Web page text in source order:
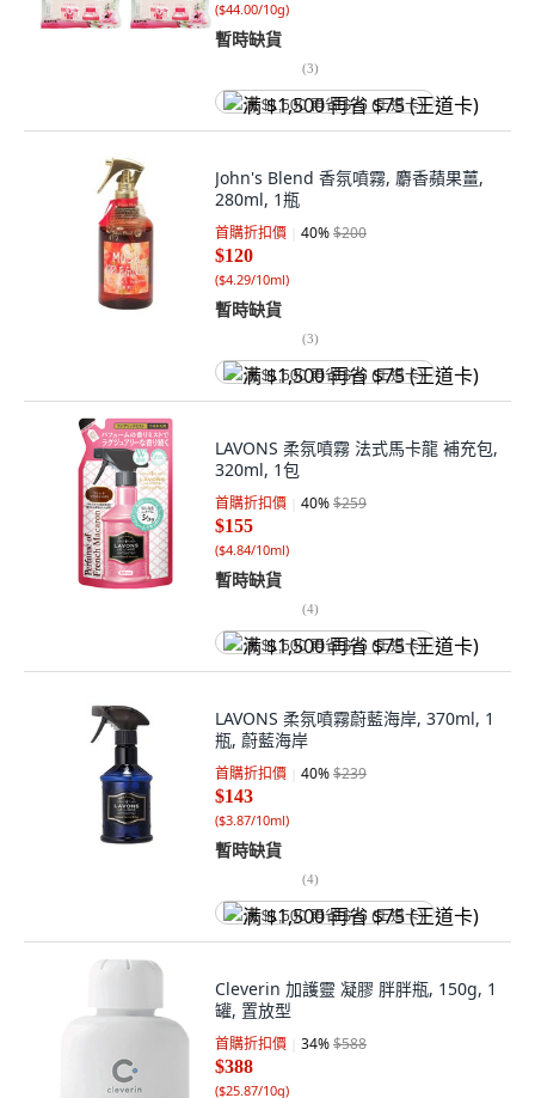
($44.00/10g)
暫時缺貨
(3)
满 $1,500 再省 $75 (王道卡)
John's Blend 香氛噴霧, 麝香蘋果薑,
280ml, 1瓶
首購折扣價 40%$200
$120
($4.29/10ml)
暫時缺貨
(3)
满 $1,500 再省 $75 (王道卡)
LAVONS 柔氛噴霧 法式馬卡龍 補充包,
320ml, 1包
首購折扣價 40%$259
$155
($4.84/10ml)
暫時缺貨
(4)
满 $1,500 再省 $75 (王道卡)
LAVONS 柔氛噴霧蔚藍海岸, 370ml, 1
瓶, 蔚藍海岸
首購折扣價 40%$239
$143
($3.87/10ml)
暫時缺貨
(4)
满 $1,500 再省 $75 (王道卡)
Cleverin 加護靈 凝膠 胖胖瓶, 150g, 1
罐, 置放型
首購折扣價 34%$588
$388
($25.87/10g)